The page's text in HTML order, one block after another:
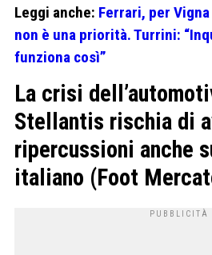
Leggi anche: Ferrari, per
non è una priorità. Turrini:
funziona così”
La crisi
Stellantis rischia di
ripercussioni anche
italiano (Foot